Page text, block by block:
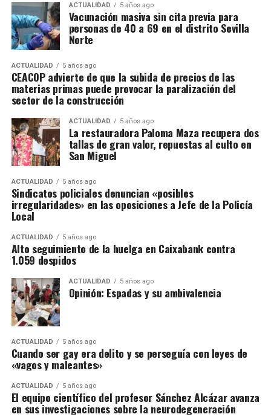
ACTUALIDAD 5 años ago
Vacunación masiva sin cita previa para
personas de 40 a 69 en el distrito Sevilla
Norte
ACTUALIDAD 5 años ago
CEACOP advierte de que la subida de precios de las
materias primas puede provocar la paralización del
sector de la construcción
ACTUALIDAD 5 años ago
La restauradora Paloma Maza recupera dos
tallas de gran valor, repuestas al culto en
San Miguel
ACTUALIDAD 5 años ago
Sindicatos policiales denuncian «posibles
irregularidades» en las oposiciones a Jefe de la Policía
Local
ACTUALIDAD 5 años ago
Alto seguimiento de la huelga en Caixabank contra
1.059 despidos
ACTUALIDAD 5 años ago
Opinión: Espadas y su ambivalencia
ACTUALIDAD 5 años ago
Cuando ser gay era delito y se perseguía con leyes de
«vagos y maleantes»
ACTUALIDAD 5 años ago
El equipo científico del profesor Sánchez Alcázar avanza
en sus investigaciones sobre la neurodegeneración